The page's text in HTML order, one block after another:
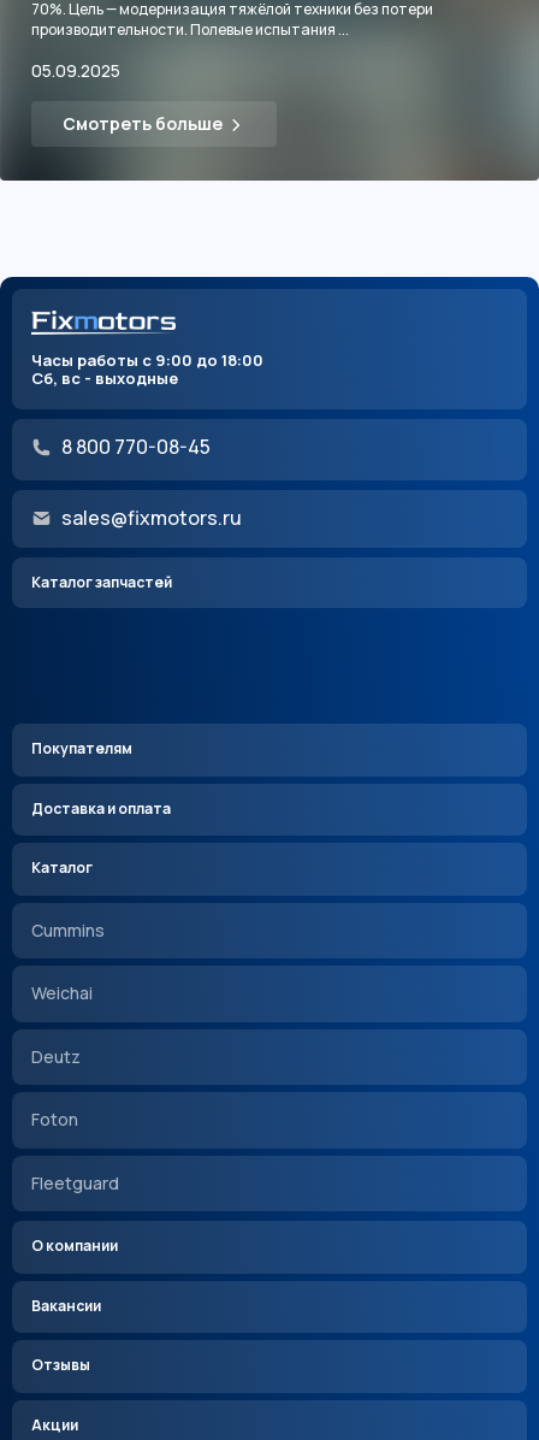
70%. Цель — модернизация тяжёлой техники без потери
производительности. Полевые испытания ...
05.09.2025
Смотреть больше
Часы работы с 9:00 до 18:00
Сб, вс - выходные
8 800 770-08-45
sales@fixmotors.ru
Каталог запчастей
Покупателям
Доставка и оплата
Каталог
Cummins
Weichai
Deutz
Foton
Fleetguard
О компании
Вакансии
Отзывы
Акции